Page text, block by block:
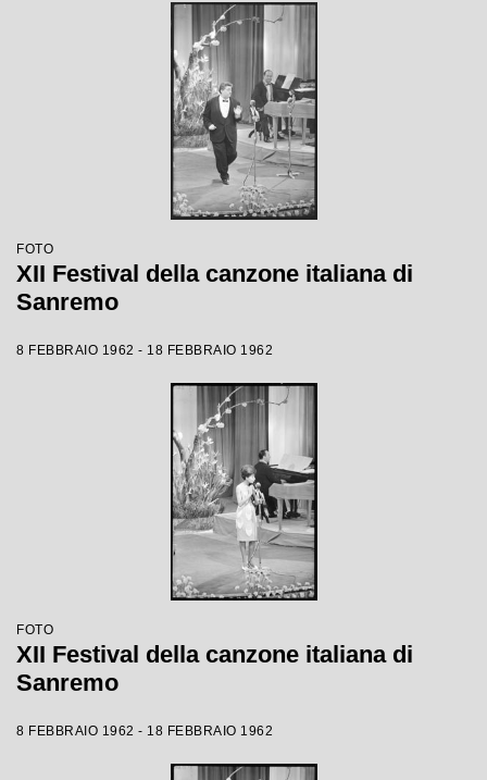
FOTO
XII Festival della canzone italiana di
Sanremo
8 FEBBRAIO 1962 - 18 FEBBRAIO 1962
FOTO
XII Festival della canzone italiana di
Sanremo
8 FEBBRAIO 1962 - 18 FEBBRAIO 1962